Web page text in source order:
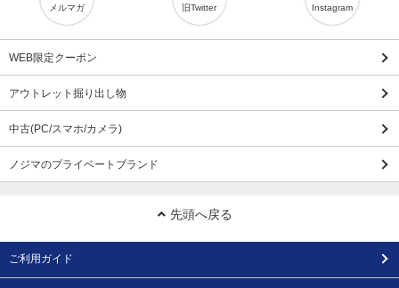
メルマガ 旧Twitter Instagram
WEB限定クーポン
アウトレット掘り出し物
中古(PC/スマホ/カメラ)
ノジマのプライベートブランド
先頭へ戻る
ご利用ガイド